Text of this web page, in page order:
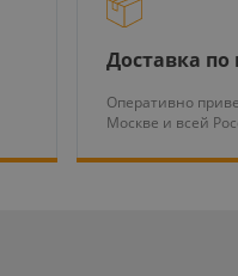
Доставка по
Оперативно
Москве и всей